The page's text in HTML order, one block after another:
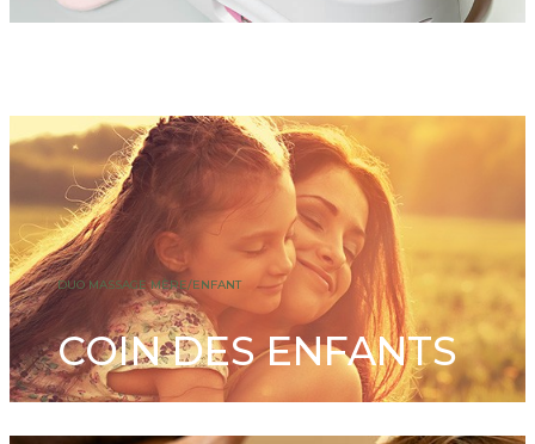
DUO MASSAGE MÈRE/ENFANT
COIN DES ENFANTS